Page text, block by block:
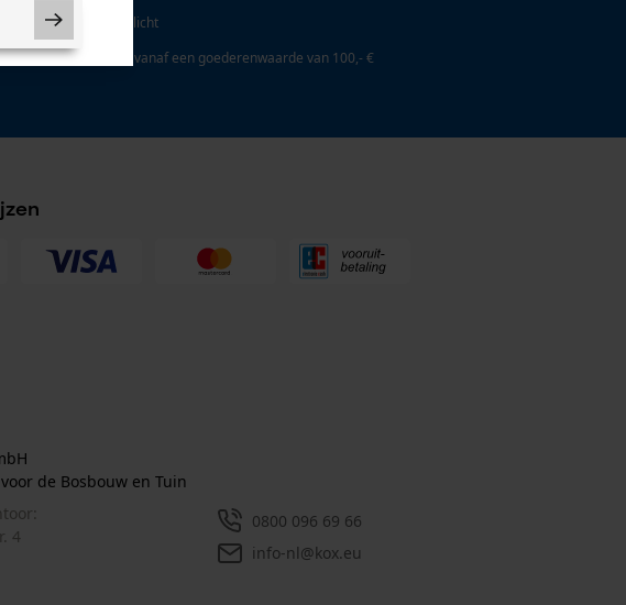
* velden zijn verplicht
*** Inwisselbaar vanaf een goederenwaarde van 100,- €
de Bosbouw en Tuin
4
0800 096 69 66
info-nl@kox.eu